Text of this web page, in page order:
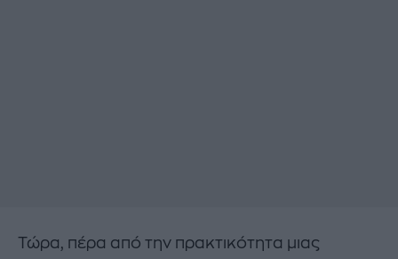
Τώρα, πέρα από την πρακτικότητα μιας